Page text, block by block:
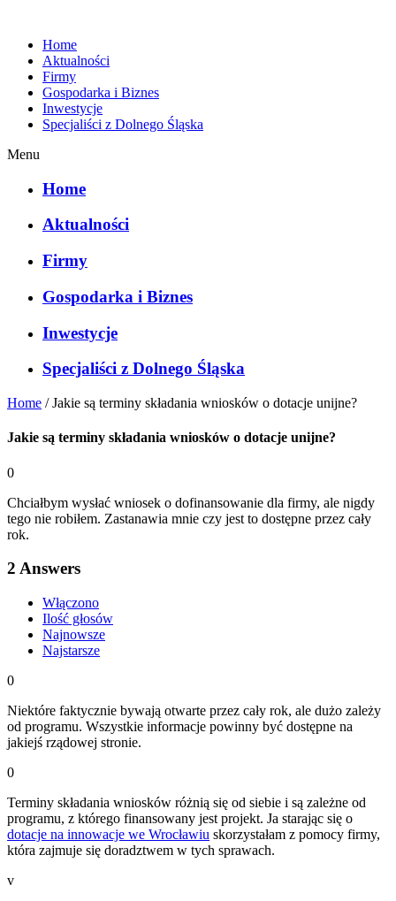
Home
Aktualności
Firmy
Gospodarka i Biznes
Inwestycje
Specjaliści z Dolnego Śląska
Menu
Home
Aktualności
Firmy
Gospodarka i Biznes
Inwestycje
Specjaliści z Dolnego Śląska
Home /Jakie są terminy składania wniosków o dotacje unijne?
Jakie są terminy składania wniosków o dotacje unijne?
0
Chciałbym wysłać wniosek o dofinansowanie dla firmy, ale nigdy
tego nie robiłem. Zastanawia mnie czy jest to dostępne przez cały
rok.
2 Answers
Włączono
Ilość głosów
Najnowsze
Najstarsze
0
Niektóre faktycznie bywają otwarte przez cały rok, ale dużo zależy
od programu. Wszystkie informacje powinny być dostępne na
jakiejś rządowej stronie.
0
Terminy składania wniosków różnią się od siebie i są zależne od
programu, z którego finansowany jest projekt. Ja starając się o
dotacje na innowacje we Wrocławiu skorzystałam z pomocy firmy,
która zajmuje się doradztwem w tych sprawach.
v